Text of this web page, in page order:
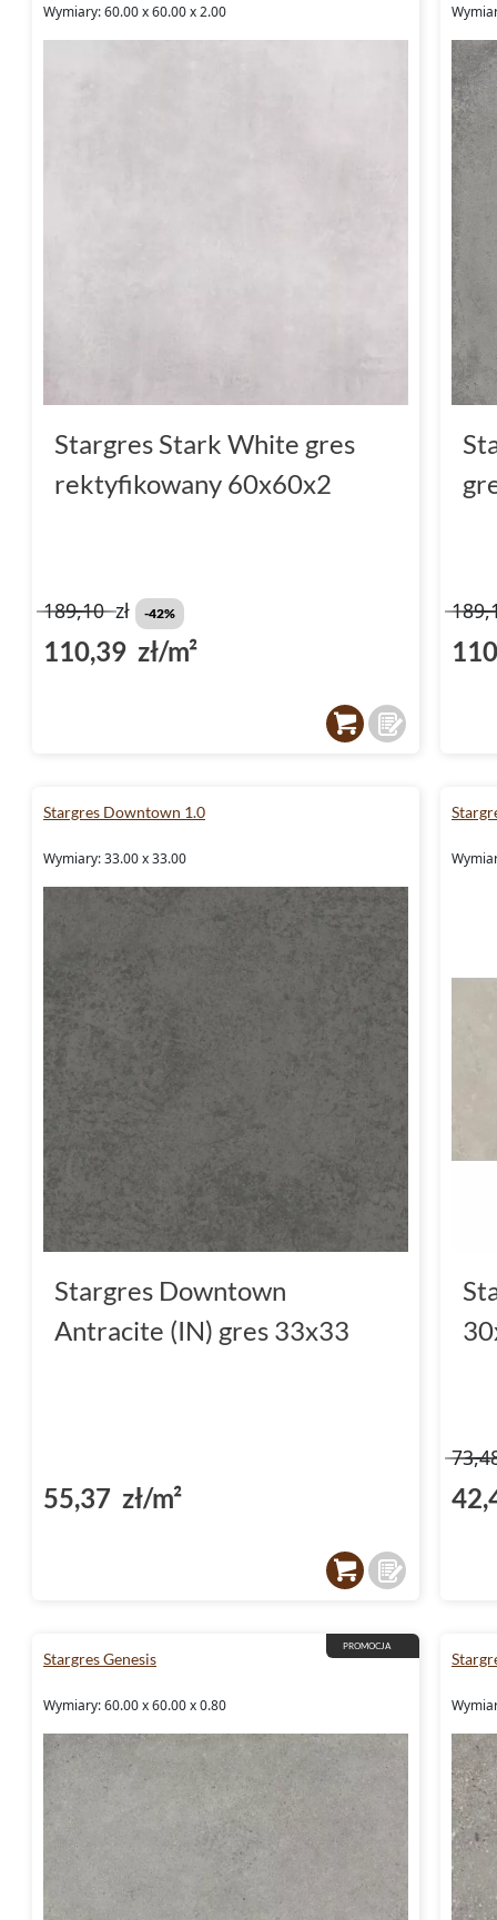
Wymiary: 60.00 x 60.00 x 2.00
Stargres Stark White gres
rektyfikowany 60x60x2
189,10zł -42%
110,39 zł/m²
Stargres Downtown 1.0
Wymiary: 33.00 x 33.00
Stargres Downtown
Antracite (IN) gres 33x33
55,37 zł/m²
PROMOCJA
Stargres Genesis
Wymiary: 60.00 x 60.00 x 0.80